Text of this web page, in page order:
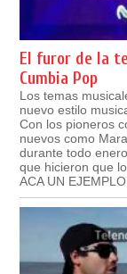
El furor de la
Cumbia Pop
Los temas
nuevo estilo
Con los pioneros
nuevos como
durante todo
que hicieron que
ACA UN EJEMPLO